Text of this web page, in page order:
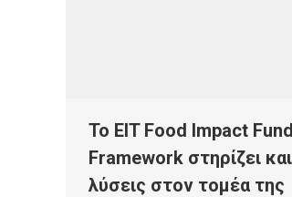
Το EIT Food Impact
Framework στηρίζει
λύσεις στον τομέα της